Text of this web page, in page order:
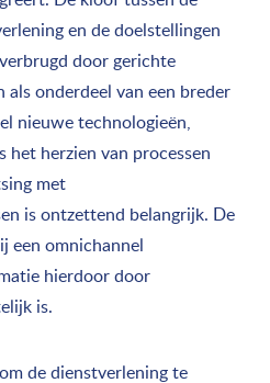
en de doelstellingen
door gerichte
onderdeel van een breder
nieuwe technologieën,
het herzien van processen
met
is ontzettend belangrijk. De
een omnichannel
hierdoor door
is.
de dienstverlening te